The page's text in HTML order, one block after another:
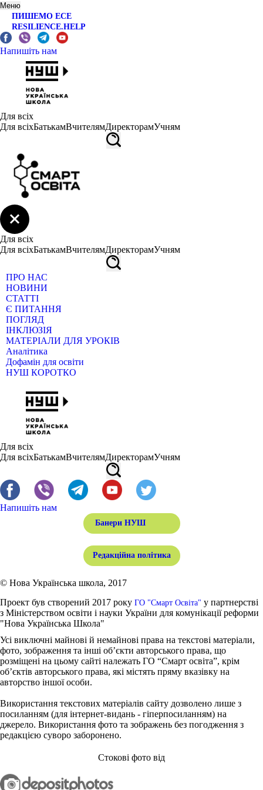
Меню
ПИШЕМО ЕСЕ
RESILIENCE.HELP
Напишіть нам
Для всіх
Для всіхБатькамВчителямДиректорамУчням
Для всіх
Для всіхБатькамВчителямДиректорамУчням
ПРО НАС
НОВИНИ
СТАТТІ
Є ПИТАННЯ
ПОГЛЯД
ІНКЛЮЗІЯ
МАТЕРІАЛИ ДЛЯ УРОКІВ
Аналітика
Дофамін для освіти
НУШ КОРОТКО
Для всіх
Для всіхБатькамВчителямДиректорамУчням
Напишіть нам
Банери НУШ
Редакційна політика
© Нова Українська школа, 2017
Проект був створений 2017 року ГО "Смарт Освіта" у партнерстві
з Міністерством освіти і науки України для комунікації реформи
"Нова Українська Школа"
Усі виключні майнові й немайнові права на текстові матеріали,
фото, зображення та інші об’єкти авторського права, що
розміщені на цьому сайті належать ГО “Смарт освіта”, крім
об’єктів авторського права, які містять пряму вказівку на
авторство іншої особи.
Використання текстових матеріалів сайту дозволено лише з
посиланням (для інтернет-видань - гіперпосиланням) на
джерело. Використання фото та зображень без погодження з
редакцією суворо заборонено.
Стокові фото від